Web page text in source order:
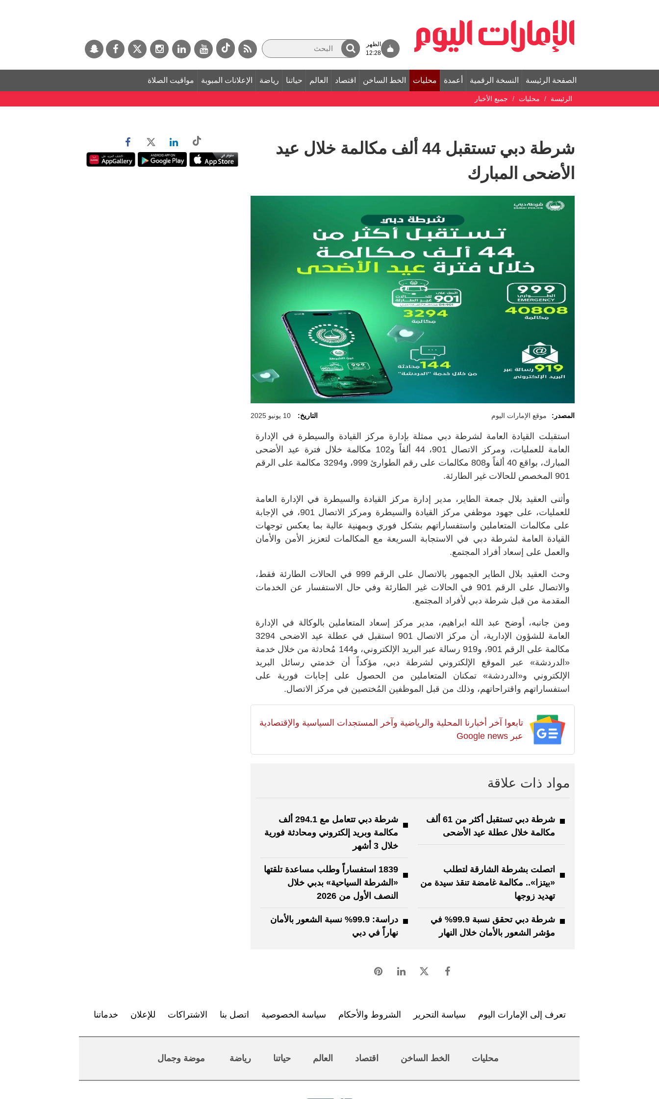
الظهر
12:28
الصفحة الرئيسة النسخة الرقمية أعمدة محليات الخط الساخن اقتصاد العالم حياتنا رياضة الإعلانات المبوبة مواقيت الصلاة
الرئيسة محليات جميع الأخبار
شرطة دبي تستقبل 44 ألف مكالمة خلال عيد
الأضحى المبارك
المصدر: موقع الإمارات اليوم التاريخ: 10 يونيو 2025
استقبلت القيادة العامة لشرطة دبي ممثلة بإدارة مركز القيادة والسيطرة في الإدارة
العامة للعمليات، ومركز الاتصال 901، 44 ألفاً و102 مكالمة خلال فترة عيد الأضحى
المبارك، بواقع 40 ألفاً و808 مكالمات على رقم الطوارئ 999، و3294 مكالمة على الرقم
901 المخصص للحالات غير الطارئة.
وأثنى العقيد بلال جمعة الطاير، مدير إدارة مركز القيادة والسيطرة في الإدارة العامة
للعمليات، على جهود موظفي مركز القيادة والسيطرة ومركز الاتصال 901، في الإجابة
على مكالمات المتعاملين واستفساراتهم بشكل فوري وبمهنية عالية بما يعكس توجهات
القيادة العامة لشرطة دبي في الاستجابة السريعة مع المكالمات لتعزيز الأمن والأمان
والعمل على إسعاد أفراد المجتمع.
وحث العقيد بلال الطاير الجمهور بالاتصال على الرقم 999 في الحالات الطارئة فقط،
والاتصال على الرقم 901 في الحالات غير الطارئة وفي حال الاستفسار عن الخدمات
المقدمة من قبل شرطة دبي لأفراد المجتمع.
ومن جانبه، أوضح عبد الله ابراهيم، مدير مركز إسعاد المتعاملين بالوكالة في الإدارة
العامة للشؤون الإدارية، أن مركز الاتصال 901 استقبل في عطلة عيد الاضحى 3294
مكالمة على الرقم 901، و919 رسالة عبر البريد الإلكتروني، و144 مُحادثة من خلال خدمة
«الدردشة» عبر الموقع الإلكتروني لشرطة دبي، مؤكداً أن خدمتي رسائل البريد
الإلكتروني و«الدردشة» تمكنان المتعاملين من الحصول على إجابات فورية على
استفساراتهم واقتراحاتهم، وذلك من قبل الموظفين المُختصين في مركز الاتصال.
تابعوا آخر أخبارنا المحلية والرياضية وآخر المستجدات السياسية والإقتصادية
عبر Google news
مواد ذات علاقة
شرطة دبي تستقبل أكثر من 61 ألف
مكالمة خلال عطلة عيد الأضحى
شرطة دبي تتعامل مع 294.1 ألف
مكالمة وبريد إلكتروني ومحادثة فورية
خلال 3 أشهر
اتصلت بشرطة الشارقة لتطلب
«بيتزا».. مكالمة غامضة تنقذ سيدة من
تهديد زوجها
1839 استفساراً وطلب مساعدة تلقتها
«الشرطة السياحية» بدبي خلال
النصف الأول من 2026
شرطة دبي تحقق نسبة 99.9% في
مؤشر الشعور بالأمان خلال النهار
دراسة: 99.9% نسبة الشعور بالأمان
نهاراً في دبي
تعرف إلى الإمارات اليوم سياسة التحرير الشروط والأحكام سياسة الخصوصية اتصل بنا الاشتراكات للإعلان خدماتنا
محليات الخط الساخن اقتصاد العالم حياتنا رياضة موضة وجمال